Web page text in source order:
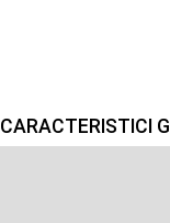
CARACTERISTICI